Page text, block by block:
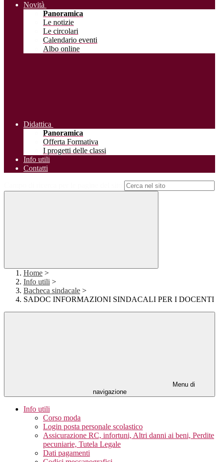
Novità
Panoramica
Le notizie
Le circolari
Calendario eventi
Albo online
Didattica
Panoramica
Offerta Formativa
I progetti delle classi
Info utili
Contatti
Home >
Info utili >
Bacheca sindacale >
SADOC INFORMAZIONI SINDACALI PER I DOCENTI
Menu di
navigazione
Info utili
Corso moda
Login posta personale scolastico
Assicurazione RC, infortuni, Altri danni ai beni, Perdite
pecuniarie, Tutela Legale
Dati pagamenti